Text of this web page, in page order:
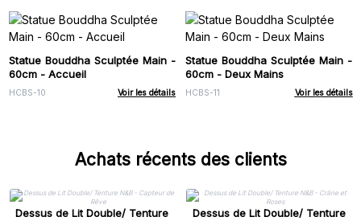
Statue Bouddha Sculptée Main -
60cm - Accueil
HCBS-10 Voir les détails
Statue Bouddha Sculptée Main -
60cm - Deux Mains
HCBS-11 Voir les détails
Achats récents des clients
Dessus de Lit Double/ Tenture
Dessus de Lit Double/ Tenture